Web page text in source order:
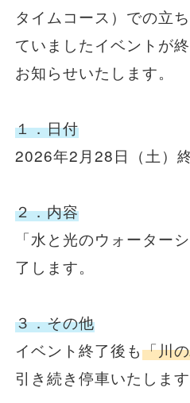
一般路線バス
貸切バス
関連事業
お知らせ
お問い合わせ・Q&A
安全安
取組み
タイムコース）での立
ていましたイベントが
お知らせいたします。
１．日付
2026年2月28日（土）
２．内容
「水と光のウォーター
了します。
３．その他
イベント終了後も「川
引き続き停車いたします